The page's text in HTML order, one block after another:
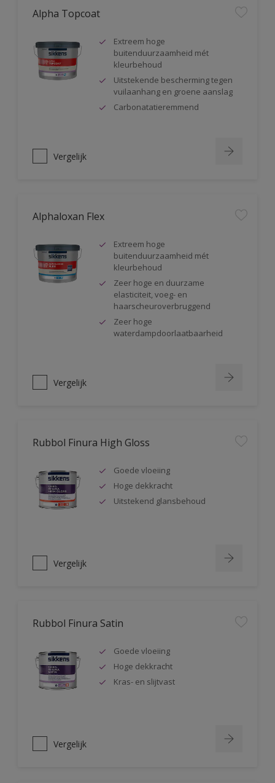
Alpha Topcoat
Extreem hoge
buitenduurzaamheid mét
kleurbehoud
Uitstekende bescherming tegen
vuilaanhang en groene aanslag
Carbonatatieremmend
Vergelijk
Alphaloxan Flex
Extreem hoge
buitenduurzaamheid mét
kleurbehoud
Zeer hoge en duurzame
elasticiteit, voeg- en
haarscheuroverbruggend
Zeer hoge
waterdampdoorlaatbaarheid
Vergelijk
Rubbol Finura High Gloss
Goede vloeiing
Hoge dekkracht
Uitstekend glansbehoud
Vergelijk
Rubbol Finura Satin
Goede vloeiing
Hoge dekkracht
Kras- en slijtvast
Vergelijk